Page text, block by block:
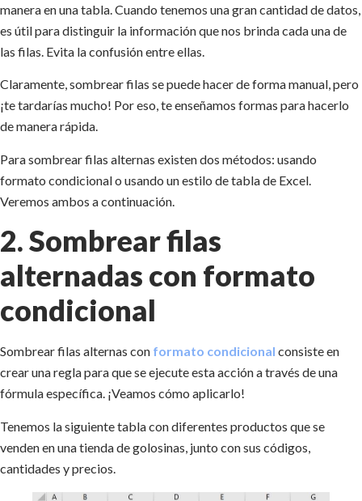
manera en una tabla. Cuando tenemos una gran cantidad de datos,
es útil para distinguir la información que nos brinda cada una de
las filas. Evita la confusión entre ellas.
Claramente, sombrear filas se puede hacer de forma manual, pero
¡te tardarías mucho! Por eso, te enseñamos formas para hacerlo
de manera rápida.
Para sombrear filas alternas existen dos métodos: usando
formato condicional o usando un estilo de tabla de Excel.
Veremos ambos a continuación.
2. Sombrear filas
alternadas con formato
condicional
Sombrear filas alternas con formato condicional consiste en
crear una regla para que se ejecute esta acción a través de una
fórmula específica. ¡Veamos cómo aplicarlo!
Tenemos la siguiente tabla con diferentes productos que se
venden en una tienda de golosinas, junto con sus códigos,
cantidades y precios.